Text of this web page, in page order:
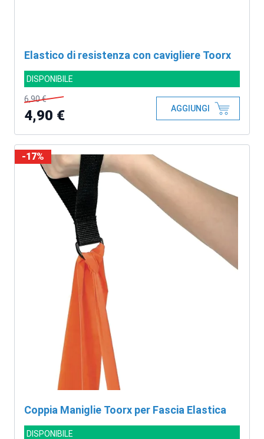
Elastico di resistenza con cavigliere Toorx
DISPONIBILE
6,90 €
4,90 € AGGIUNGI
Coppia Maniglie Toorx per Fascia Elastica
DISPONIBILE
-17%